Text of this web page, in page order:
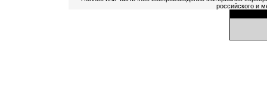
российского и